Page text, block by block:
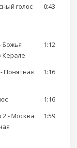
голос
0:43
Божья
Керале
1:12
Понятная
1:16
1:16
2 - Москва
1:59